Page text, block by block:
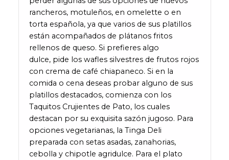
rancheros, motuleños, en omelette o en
torta española, ya que varios de sus platillos
están acompañados de plátanos fritos
rellenos de queso. Si prefieres algo
dulce, pide los wafles silvestres de frutos rojos
con crema de café chiapaneco. Si en la
comida o cena deseas probar alguno de sus
platillos destacados, comienza con los
Taquitos Crujientes de Pato, los cuales
destacan por su exquisita sazón jugoso. Para
opciones vegetarianas, la Tinga Deli
preparada con setas asadas, zanahorias,
cebolla y chipotle agridulce. Para el plato